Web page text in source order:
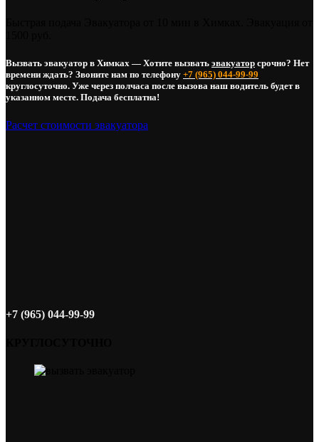
Вызвать эвакуатор в Химках — Хотите вызвать эвакуатор срочно? Нет
времени ждать? Звоните нам по телефону +7 (965) 044-99-99
круглосуточно. Уже через полчаса после вызова наш водитель будет в
указанном месте. Подача бесплатна!
Расчет стоимости эвакуатора
+7 (965) 044-99-99